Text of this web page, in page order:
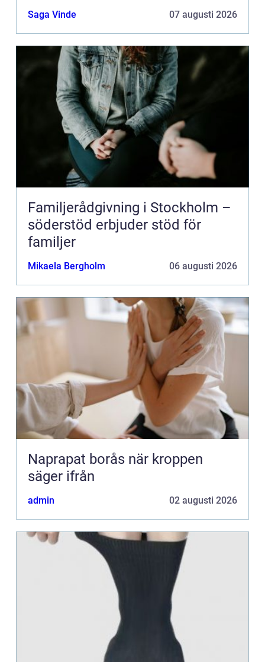
Saga Vinde 07 augusti 2026
Familjerådgivning i Stockholm –
söderstöd erbjuder stöd för
familjer
Mikaela Bergholm 06 augusti 2026
Naprapat borås när kroppen
säger ifrån
admin 02 augusti 2026